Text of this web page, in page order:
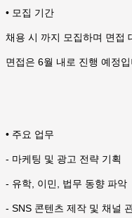
• 모집 기간
채용 시 까지 모집하며 면접
면접은 6월 내로 진행 예정
• 주요 업무
- 마케팅 및 광고 전략 기획
- 유학, 이민, 법무 동향 파악
- SNS 콘텐츠 제작 및 채널